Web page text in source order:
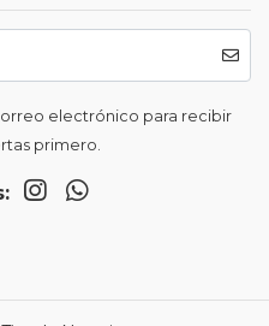
electrónico para recibir
primero.